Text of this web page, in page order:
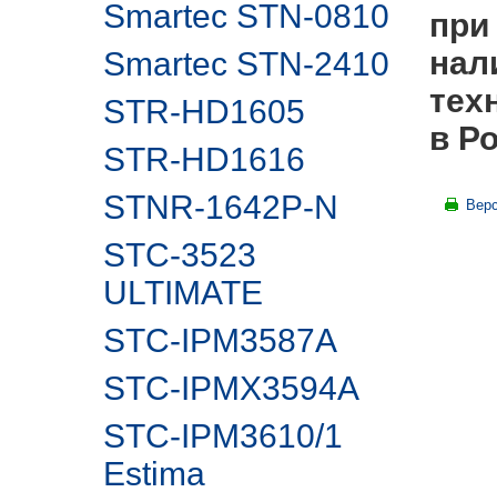
Smartec STN-0810
Smartec STN-2410
STR-HD1605
STR-HD1616
STNR-1642P-N
STC-3523
ULTIMATE
STC-IPM3587A
STC-IPMX3594A
STC-IPM3610/1
Estima
при
в